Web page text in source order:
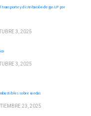
transporte y distribución de gas LP por
3, 2025
3, 2025
sobre ruedas
23, 2025